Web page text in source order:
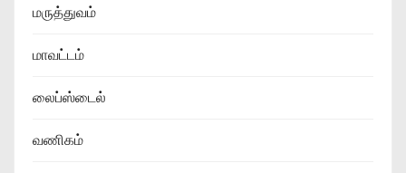
மருத்துவம்
மாவட்டம்
லைப்ஸ்டைல்
வணிகம்